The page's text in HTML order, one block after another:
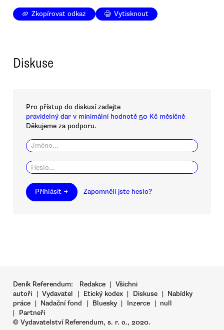
Zkopírovat odkaz Vytisknout
Diskuse
Pro přístup do diskusí zadejte
pravidelný dar v minimální hodnotě 50 Kč měsíčně
Děkujeme za podporu.
Přihlásit → Zapomněli jste heslo?
Deník Referendum: Redakce | Všichni
autoři | Vydavatel | Etický kodex | Diskuse | Nabídky
práce | Nadační fond | Bluesky | Inzerce | null
|
Partneři
© Vydavatelství Referendum, s. r. o., 2020.